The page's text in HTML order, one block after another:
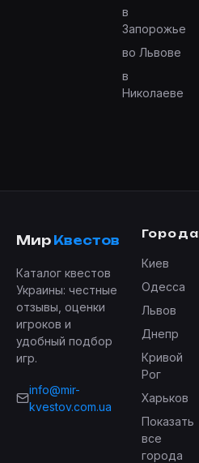
в
Запорожье
во Львове
в
Николаеве
Мир Квестов
Каталог квестов
Украины: честные
отзывы, оценки
игроков и
удобный подбор
игр.
info@mir-
kvestov.com.ua
Города
Киев
Одесса
Львов
Днепр
Кривой
Рог
Харьков
Показать
все
города